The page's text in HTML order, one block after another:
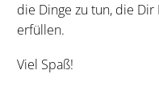
die Dinge zu tun, die
erfüllen.
Viel Spaß!